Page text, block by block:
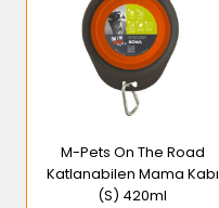
M-Pets On The Road
Katlanabilen Mama Kabı
(S) 420ml